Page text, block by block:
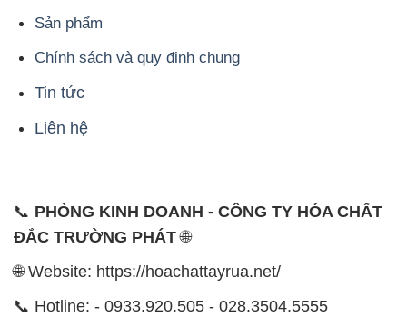
Sản phẩm
Chính sách và quy định chung
Tin tức
Liên hệ
📞 PHÒNG KINH DOANH - CÔNG TY HÓA CHẤT
ĐẮC TRƯỜNG PHÁT🌐
🌐 Website: https://hoachattayrua.net/
📞 Hotline: - 0933.920.505 - 028.3504.5555